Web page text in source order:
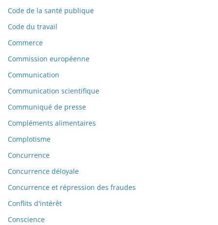
Code de la santé publique
Code du travail
Commerce
Commission européenne
Communication
Communication scientifique
Communiqué de presse
Compléments alimentaires
Complotisme
Concurrence
Concurrence déloyale
Concurrence et répression des fraudes
Conflits d'intérêt
Conscience